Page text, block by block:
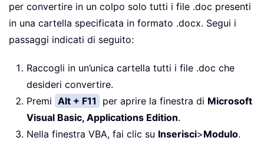
per convertire in un colpo solo tutti i file .doc presenti
in una cartella specificata in formato .docx. Segui i
passaggi indicati di seguito:
Raccogli in un’unica cartella tutti i file .doc che
desideri convertire.
Premi Alt + F11 per aprire la finestra di Microsoft
Visual Basic, Applications Edition.
Nella finestra VBA, fai clic su Inserisci>Modulo.